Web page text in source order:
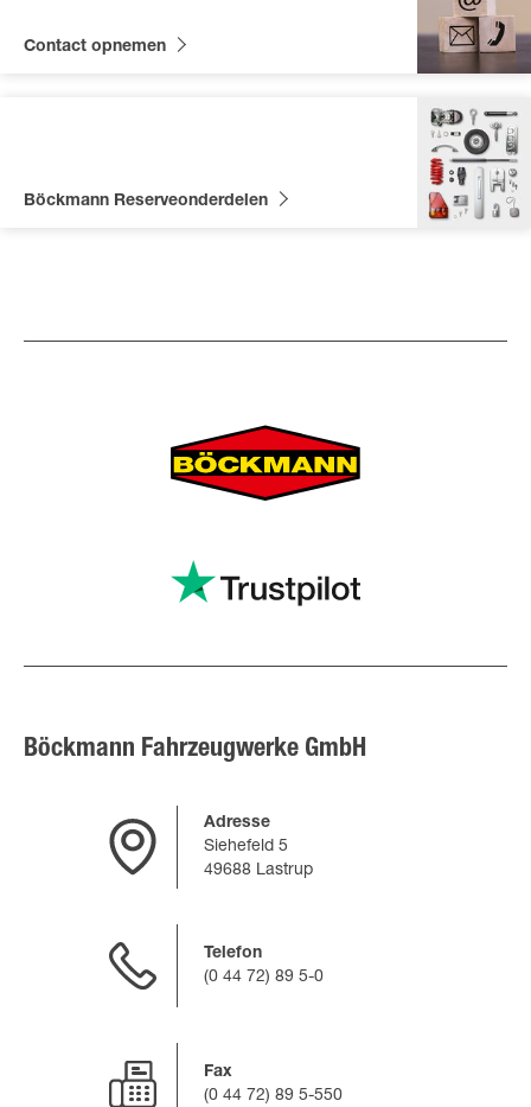
Contact opnemen
Böckmann Reserveonderdelen
Böckmann Fahrzeugwerke GmbH
Adresse
Siehefeld 5
49688 Lastrup
Telefon
(0 44 72) 89 5-0
Fax
(0 44 72) 89 5-550